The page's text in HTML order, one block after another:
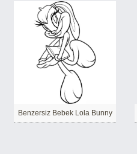
Benzersiz Bebek Lola Bunny